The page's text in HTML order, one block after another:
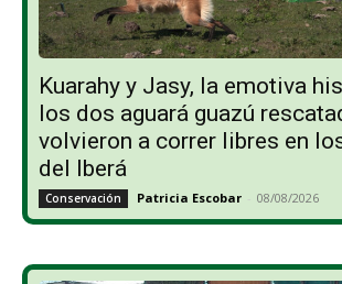
Kuarahy y Jasy, la emotiva
los dos aguará guazú
volvieron a correr libres en
del Iberá
Conservación Patricia Escobar - 08/08/2026